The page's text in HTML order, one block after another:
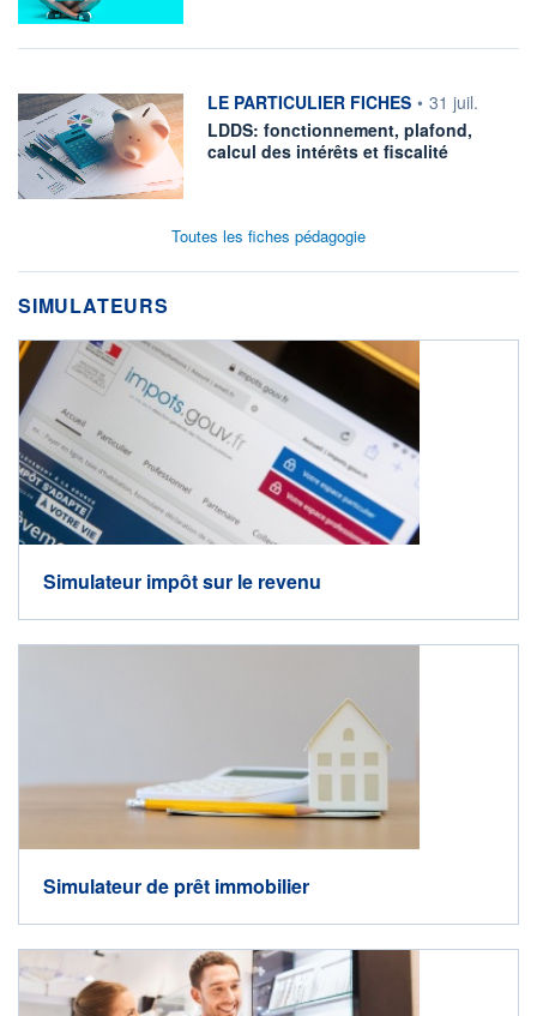
information fournie par
LE PARTICULIER FICHES • 31 juil.
LDDS: fonctionnement, plafond,
calcul des intérêts et fiscalité
Toutes les fiches pédagogie
SIMULATEURS
Simulateur impôt sur le revenu
Simulateur de prêt immobilier